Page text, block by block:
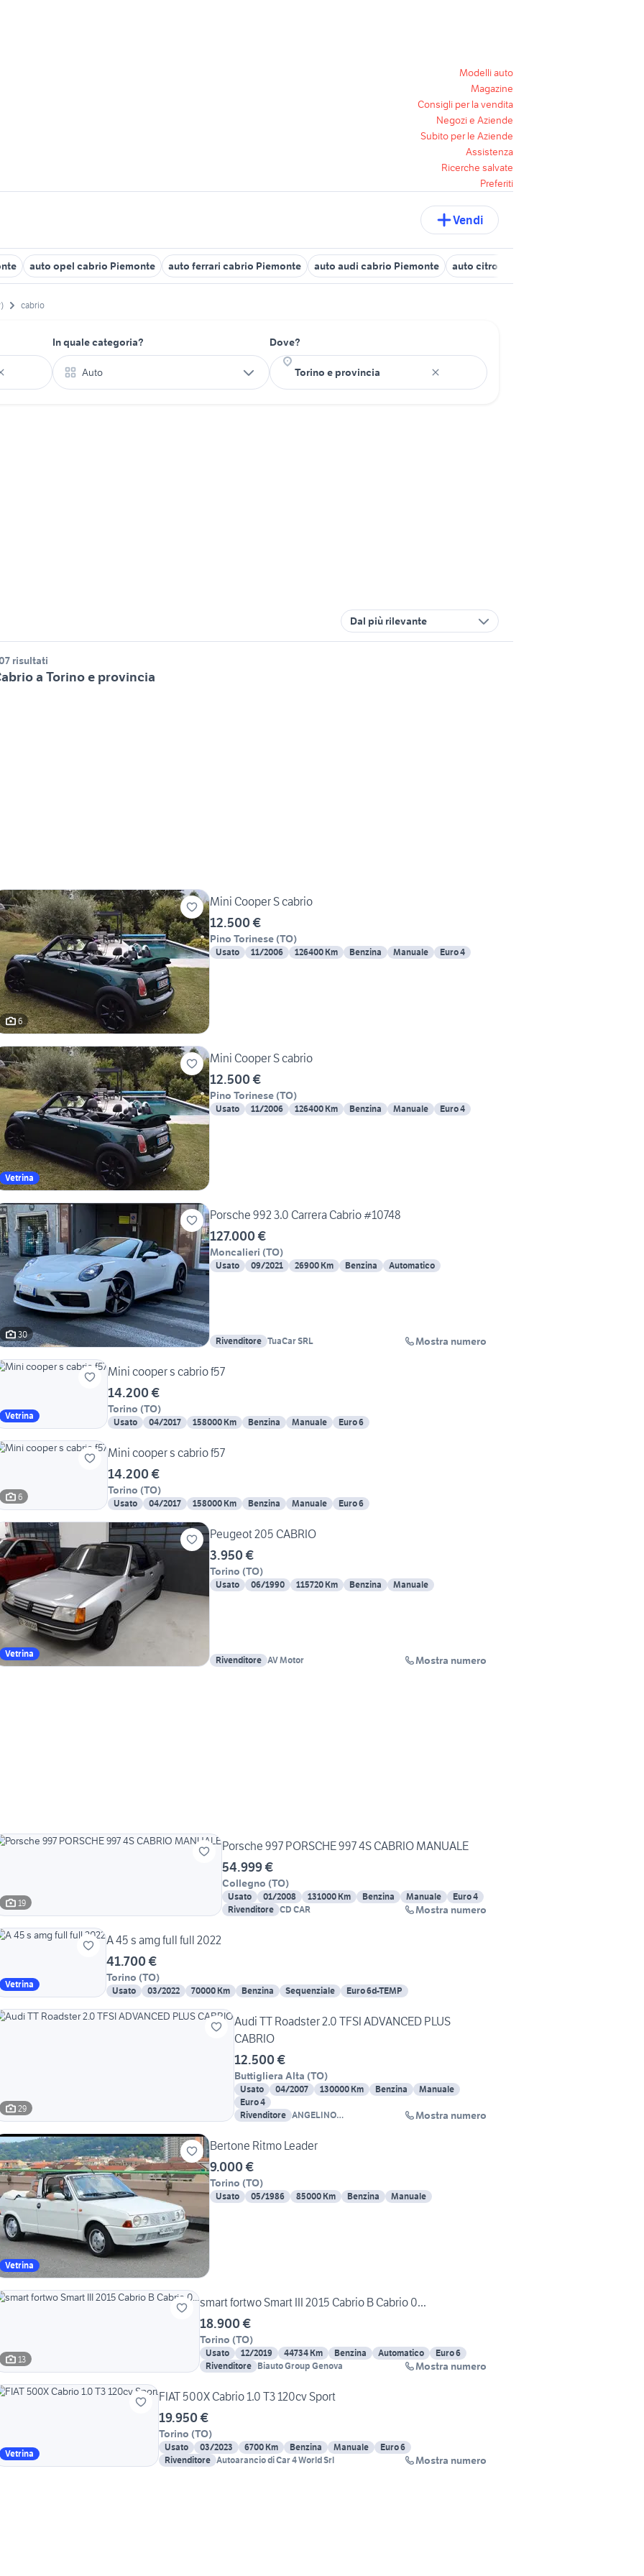
Modelli auto
Magazine
Consigli per la vendita
Negozi e Aziende
Subito per le Aziende
Assistenza
Ricerche salvate
Preferiti
Vendi
auto opel cabrio Piemonte auto ferrari cabrio Piemonte auto audi cabrio Piemonte auto citroen cabrio Piemonte
cabrio
In quale categoria?
Auto
Dove?
Dal più rilevante
risultati
a Torino e provincia
6
Mini Cooper S cabrio
12.500 €
Pino Torinese (TO)
Usato 11/2006 126400 Km Benzina Manuale Euro 4
Vetrina
Mini Cooper S cabrio
12.500 €
Pino Torinese (TO)
Usato 11/2006 126400 Km Benzina Manuale Euro 4
30
Porsche 992 3.0 Carrera Cabrio #10748
127.000 €
Moncalieri (TO)
Usato 09/2021 26900 Km Benzina Automatico
Rivenditore TuaCar SRL Mostra numero
Vetrina
Mini cooper s cabrio f57
14.200 €
Torino (TO)
Usato 04/2017 158000 Km Benzina Manuale Euro 6
6
Mini cooper s cabrio f57
14.200 €
Torino (TO)
Usato 04/2017 158000 Km Benzina Manuale Euro 6
Vetrina
Peugeot 205 CABRIO
3.950 €
Torino (TO)
Usato 06/1990 115720 Km Benzina Manuale
Rivenditore AV Motor Mostra numero
19
Porsche 997 PORSCHE 997 4S CABRIO MANUALE
54.999 €
Collegno (TO)
Usato 01/2008 131000 Km Benzina Manuale
Euro 4
Rivenditore CD CAR Mostra numero
Vetrina
A 45 s amg full full 2022
41.700 €
Torino (TO)
Usato 03/2022 70000 Km Benzina Sequenziale Euro 6d-TEMP
29
Audi TT Roadster 2.0 TFSI ADVANCED PLUS
CABRIO
12.500 €
Buttigliera Alta (TO)
Usato 04/2007 130000 Km Benzina
Manuale
Euro 4
Rivenditore ANGELINO
Mostra numero
Vetrina
Bertone Ritmo Leader
9.000 €
Torino (TO)
Usato 05/1986 85000 Km Benzina Manuale
13
smart fortwo Smart III 2015 Cabrio B Cabrio 0...
18.900 €
Torino (TO)
Usato 12/2019 44734 Km Benzina Automatico
Euro 6
Rivenditore Biauto Group Genova Mostra numero
Vetrina
FIAT 500X Cabrio 1.0 T3 120cv Sport
19.950 €
Torino (TO)
Usato 03/2023 6700 Km Benzina Manuale
Euro 6
Rivenditore Autoarancio di Car 4 World Srl Mostra numero